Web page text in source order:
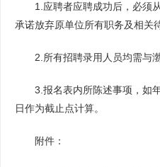
1.应聘者应聘成功后，必须从
承诺放弃原单位所有职务及相关
2.所有招聘录用人员均需与渤
3.报名表内所陈述事项，如
日作为截止点计算。
附件：